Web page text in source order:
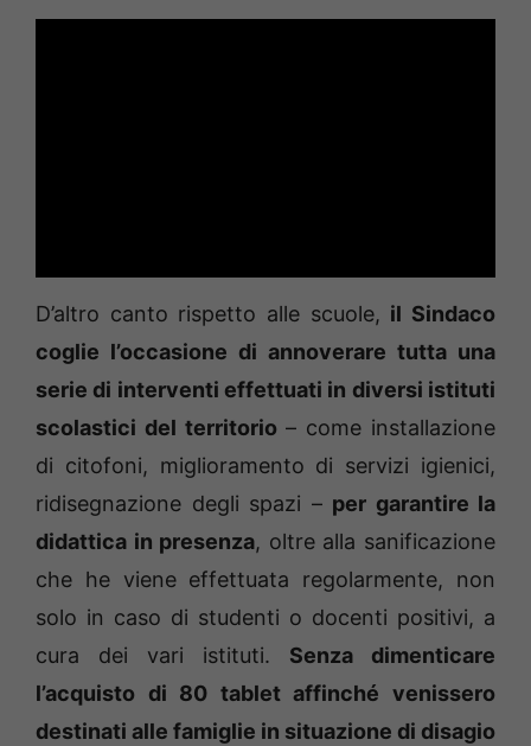
D’altro canto rispetto alle scuole, il Sindaco
coglie l’occasione di annoverare tutta una
serie di interventi effettuati in diversi istituti
scolastici del territorio– come installazione
di citofoni, miglioramento di servizi igienici,
ridisegnazione degli spazi – per garantire la
didattica in presenza, oltre alla sanificazione
che he viene effettuata regolarmente, non
solo in caso di studenti o docenti positivi, a
cura dei vari istituti. Senza dimenticare
l’acquisto di 80 tablet affinché venissero
destinati alle famiglie in situazione di disagio